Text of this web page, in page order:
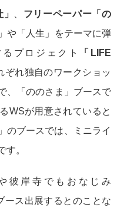
フリーペーパー「の
や「人生」をテーマに弾
プロジェクト
「LIFE
ぞれ独自のワークショッ
、「ののさま」ブースで
WSが用意されていると
のブースでは、ミニライ
す。
彼岸寺でもおなじみ
ース出展するとのことな